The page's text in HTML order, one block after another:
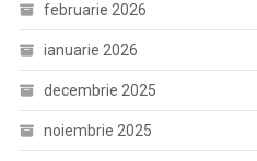
februarie 2026
ianuarie 2026
decembrie 2025
noiembrie 2025